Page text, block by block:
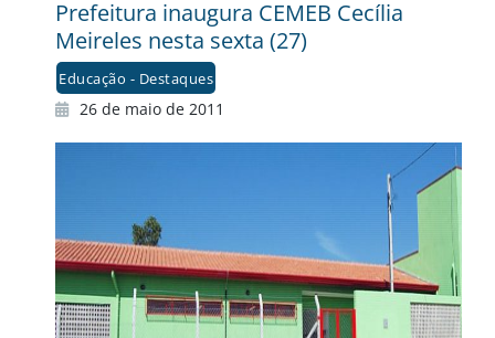
Prefeitura inaugura CEMEB Cecília
Meireles nesta sexta (27)
Educação - Destaques
26 de maio de 2011